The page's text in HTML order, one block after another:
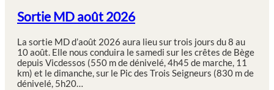
Sortie MD août 2026
La sortie MD d’août 2026 aura lieu sur trois jours du 8 au
10 août. Elle nous conduira le samedi sur les crêtes de Bège
depuis Vicdessos (550 m de dénivelé, 4h45 de marche, 11
km) et le dimanche, sur le Pic des Trois Seigneurs (830 m de
dénivelé, 5h20…